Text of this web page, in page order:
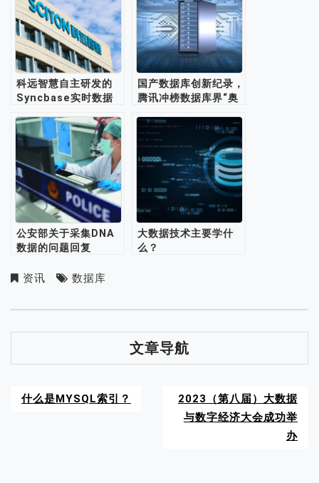
科远智慧自主研发的
Syncbase实时数据
化管控平台
国产数据库创新纪录，
腾讯冲榜数据库界“奥
公安部关于采集DNA
数据的问题回复
大数据技术主要学什
么？
资讯 数据库
文章导航
什么是MYSQL索引？
2023（第八届）大数据
与数字经济大会成功举
办